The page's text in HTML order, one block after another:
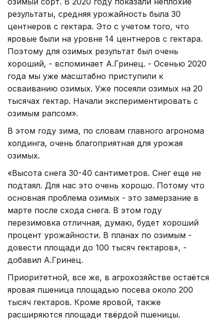
результаты, средняя урожайность была 30
центнеров с гектара. Это с учетом того, что
яровые были на уровне 14 центнеров с гектара.
Поэтому для озимых результат был очень
хороший, - вспоминает А.Гринец. - Осенью 2020
года мы уже масштабно приступили к
осваиванию озимых. Уже посеяли озимых на 20
тысячах гектар. Начали экспериментировать с
озимым рапсом».
В этом году зима, по словам главного агронома
холдинга, очень благоприятная для урожая
озимых.
«Высота снега 30-40 сантиметров. Снег еще не
подтаял. Для нас это очень хорошо. Потому что
основная проблема озимых - это замерзание в
марте после схода снега. В этом году
перезимовка отличная, думаю, будет хороший
процент урожайности. В планах по озимым -
довести площади до 100 тысяч гектаров», -
добавил А.Гринец.
Приоритетной, все же, в агрохозяйстве остаётся
яровая пшеница площадью посева около 200
тысяч гектаров. Кроме яровой, также
расширяются площади твёрдой пшеницы.